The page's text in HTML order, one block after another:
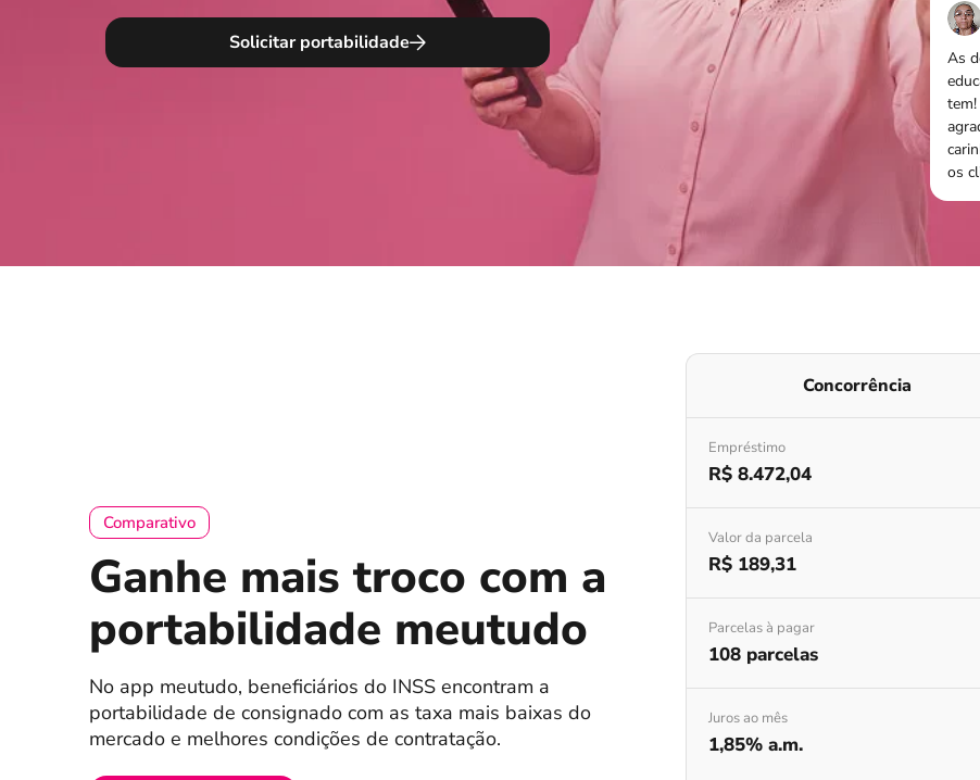
Solicitar portabilidade
As
os
Comparativo
Ganhe mais troco com a
portabilidade meutudo
No app meutudo, beneficiários do INSS encontram a
portabilidade de consignado com as taxa mais baixas do
mercado e melhores condições de contratação.
Concorrência
Empréstimo
R$ 8.472,04
Valor da parcela
R$ 189,31
Parcelas à pagar
108 parcelas
Juros ao mês
1,85% a.m.